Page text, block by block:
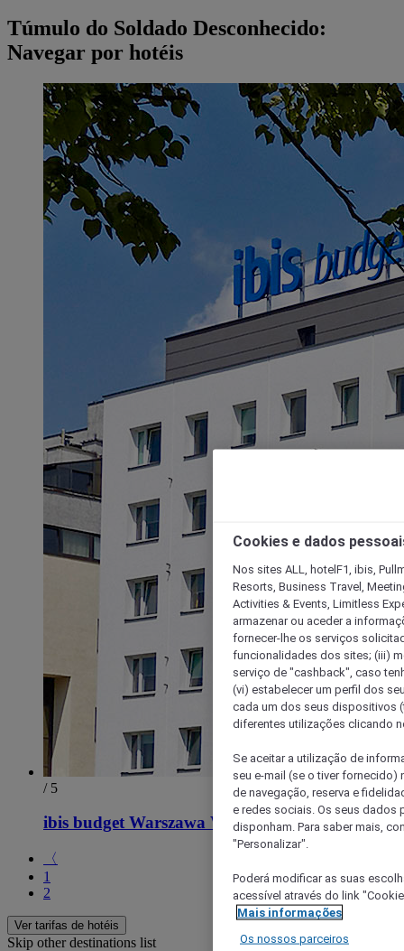
Túmulo do Soldado Desconhecido:
Navegar por hotéis
/ 5
ibis budget Warszawa West Station
〈
1
2
Ver tarifas de hotéis
Skip other destinations list
Cookies e dados
Nos sites ALL, hotelF1, ibis,
Resorts, Business Travel,
Activities & Events, Limitless
armazenar ou aceder a
fornecer-lhe os serviços
funcionalidades dos sites; (iii)
serviço de "cashback", caso
(vi) estabelecer um perfil dos
cada um dos seus dispositivos
diferentes utilizações clicando
Se aceitar a utilização de
seu e-mail (se o tiver
de navegação, reserva e
e redes sociais. Os seus dados
disponham. Para saber mais,
"Personalizar".
Poderá modificar as suas
acessível através do link
Mais informações
Os nossos parceiros